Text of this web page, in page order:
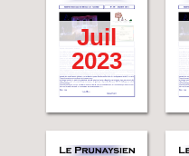
Juil
2023